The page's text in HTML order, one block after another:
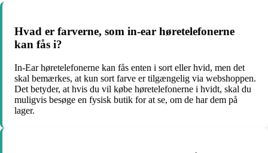
Hvad er farverne, som in-ear høretelefonerne
kan fås i?
In-Ear høretelefonerne kan fås enten i sort eller hvid, men det
skal bemærkes, at kun sort farve er tilgængelig via webshoppen.
Det betyder, at hvis du vil købe høretelefonerne i hvidt, skal du
muligvis besøge en fysisk butik for at se, om de har dem på
lager.